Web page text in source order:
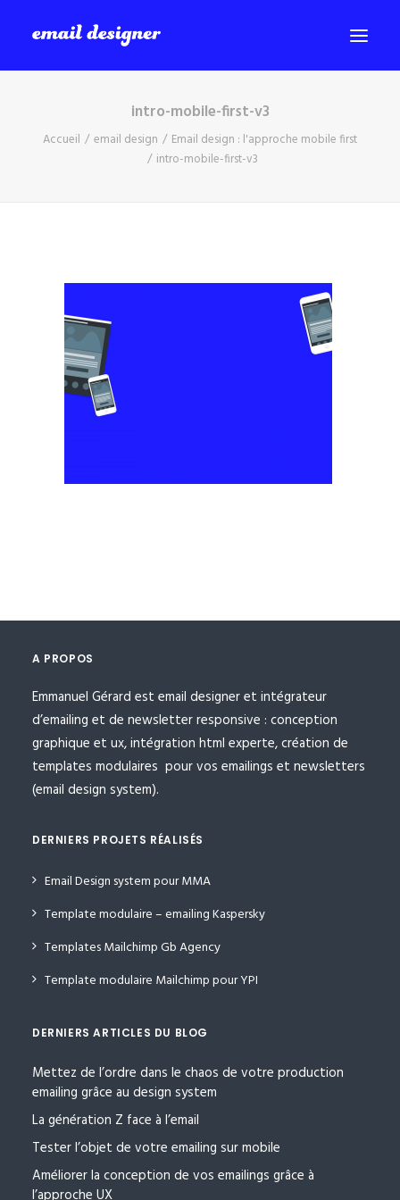
Recherche
intro-mobile-first-v3
Accueil email design
Email design : l'approche mobile first
intro-mobile-first-v3
A PROPOS
Emmanuel Gérard est email designer et intégrateur
d’emailing et de newsletter responsive : conception
graphique et ux, intégration html experte, création de
templates modulaires pour vos emailings et newsletters
(email design system).
DERNIERS PROJETS RÉALISÉS
Email Design system pour MMA
Template modulaire – emailing Kaspersky
Templates Mailchimp Gb Agency
Template modulaire Mailchimp pour YPI
DERNIERS ARTICLES DU BLOG
Mettez de l’ordre dans le chaos de votre production
emailing grâce au design system
La génération Z face à l’email
Tester l’objet de votre emailing sur mobile
Améliorer la conception de vos emailings grâce à
l’approche UX